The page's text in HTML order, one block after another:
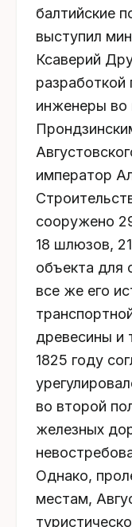
балтийские
выступил
Ксаверий
разработкой
инженеры во
император
сооружено
18 шлюзов,
объекта для
все же его
древесины и
1825 году
во второй
железных
Однако,
местам,